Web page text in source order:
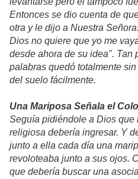
Entonces se dio cuenta de
otra y le dijo a Nuestra
Dios no quiere que yo me
desde ahora de su idea". Tan
palabras quedó totalmente
del suelo fácilmente.
Una Mariposa Señala el
Seguía pidiéndole a Dios
religiosa debería ingresar. Y
junto a ella cada día una
revoloteaba junto a sus ojos.
que debería buscar una